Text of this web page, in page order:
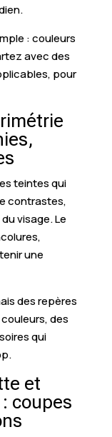
: couleurs
avec des
pour
teintes qui
contrastes,
visage. Le
une
des repères
des
qui
et
coupes